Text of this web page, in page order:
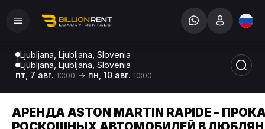
Ljubljana, Ljubljana, Slovenia
Ljubljana, Ljubljana, Slovenia
пт, 7 авг. 10:00 пн, 10 авг. 10:00
АРЕНДА ASTON MARTIN RAPIDE –